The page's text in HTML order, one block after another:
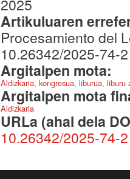
2025
Artikuluaren
Procesamiento del
10.26342/2025-74-2
Argitalpen mota:
Aldizkaria, kongresua, liburua,
Argitalpen mota
Aldizkaria
URLa (ahal dela
10.26342/2025-74-2